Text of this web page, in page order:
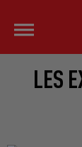
LES